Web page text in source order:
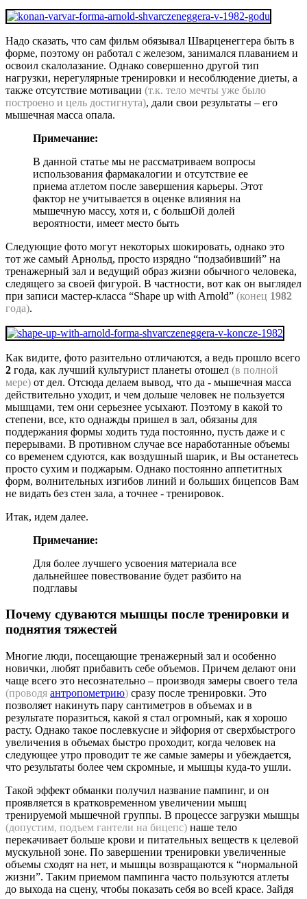
Надо сказать, что сам фильм обязывал Шварценеггера быть в
форме, поэтому он работал с железом, занимался плаванием и
освоил скалолазание. Однако совершенно другой тип
нагрузки, нерегулярные тренировки и несоблюдение диеты, а
также отсутствие мотивации (т.к. тело мечты уже было
построено и цель достигнута), дали свои результаты – его
мышечная масса опала.
Примечание:
В данной статье мы не рассматриваем вопросы
использования фармакалогии и отсутствие ее
приема атлетом после завершения карьеры. Этот
фактор не учитывается в оценке влияния на
мышечную массу, хотя и, с большОй долей
вероятности, имеет место быть
Следующие фото могут некоторых шокировать, однако это
тот же самый Арнольд, просто изрядно “подзабивший” на
тренажерный зал и ведущий образ жизни обычного человека,
следящего за своей фигурой. В частности, вот как он выглядел
при записи мастер-класса “Shape up with Arnold” (конец 1982
года).
Как видите, фото разительно отличаются, а ведь прошло всего
2 года, как лучший культурист планеты отошел (в полной
мере) от дел. Отсюда делаем вывод, что да - мышечная масса
действительно уходит, и чем дольше человек не пользуется
мышцами, тем они серьезнее усыхают. Поэтому в какой то
степени, все, кто однажды пришел в зал, обязаны для
поддержания формы ходить туда постоянно, пусть даже и с
перерывами. В противном случае все наработанные объемы
со временем сдуются, как воздушный шарик, и Вы останетесь
просто сухим и поджарым. Однако постоянно аппетитных
форм, волнительных изгибов линий и больших бицепсов Вам
не видать без стен зала, а точнее - тренировок.
Итак, идем далее.
Примечание:
Для более лучшего усвоения материала все
дальнейшее повествование будет разбито на
подглавы
Почему сдуваются мышцы после тренировки и
поднятия тяжестей
Многие люди, посещающие тренажерный зал и особенно
новички, любят прибавить себе объемов. Причем делают они
чаще всего это несознательно – производя замеры своего тела
(проводя антропометрию) сразу после тренировки. Это
позволяет накинуть пару сантиметров в объемах и в
результате поразиться, какой я стал огромный, как я хорошо
расту. Однако такое послевкусие и эйфория от сверхбыстрого
увеличения в объемах быстро проходит, когда человек на
следующее утро проводит те же самые замеры и убеждается,
что результаты более чем скромные, и мышцы куда-то ушли.
Такой эффект обманки получил название пампинг, и он
проявляется в кратковременном увеличении мышц
тренируемой мышечной группы. В процессе загрузки мышцы
(допустим, подъем гантели на бицепс) наше тело
перекачивает больше крови и питательных веществ к целевой
мускульной зоне. По завершении тренировки увеличенные
объемы сходят на нет, и мышцы возвращаются к “нормальной
жизни”. Таким приемом пампинга часто пользуются атлеты
до выхода на сцену, чтобы показать себя во всей красе. Зайдя